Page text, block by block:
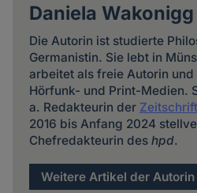
Daniela Wakonigg
Die Autorin ist studierte
Germanistin. Sie lebt in
arbeitet als freie Autorin
Hörfunk- und Print-Medien.
a. Redakteurin der
2016 bis Anfang 2024
Chefredakteurin des hpd.
Weitere Artikel der Autorin